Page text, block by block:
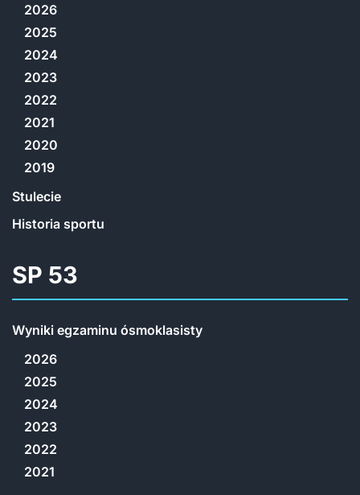
2026
2025
2024
2023
2022
2021
2020
2019
Stulecie
Historia sportu
SP 53
Wyniki egzaminu ósmoklasisty
2026
2025
2024
2023
2022
2021